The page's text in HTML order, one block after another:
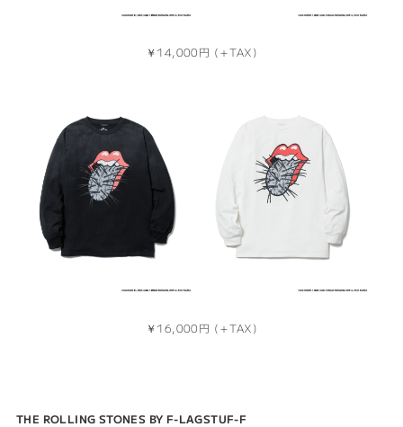
￥14,000円 (＋TAX)
￥16,000円 (＋TAX)
THE ROLLING STONES BY F-LAGSTUF-F